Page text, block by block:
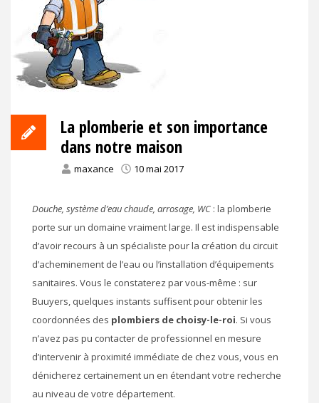
La plomberie et son importance
dans notre maison
maxance 10 mai 2017
Douche, système d’eau chaude, arrosage, WC : la plomberie
porte sur un domaine vraiment large. Il est indispensable
d’avoir recours à un spécialiste pour la création du circuit
d’acheminement de l’eau ou l’installation d’équipements
sanitaires. Vous le constaterez par vous-même : sur
Buuyers, quelques instants suffisent pour obtenir les
coordonnées des plombiers de choisy-le-roi. Si vous
n’avez pas pu contacter de professionnel en mesure
d’intervenir à proximité immédiate de chez vous, vous en
dénicherez certainement un en étendant votre recherche
au niveau de votre département.